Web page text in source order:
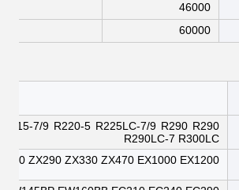
46000
60000
7/9 R220-5 R225LC-7/9 R290 R290
R290LC-7 R300LC
ZX290 ZX330 ZX470 EX1000 EX1200